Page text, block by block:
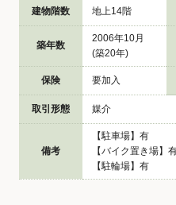
建物階数 地上14階
築年数
2006年10月
(築20年)
保険 要加入
取引形態 媒介
備考
【駐車場】有
【バイク置き場】
【駐輪場】有